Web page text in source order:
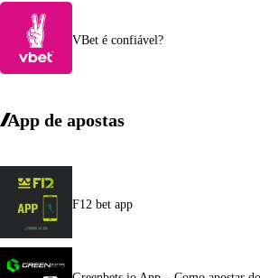
VBet é confiável?
App de apostas
F12 bet app